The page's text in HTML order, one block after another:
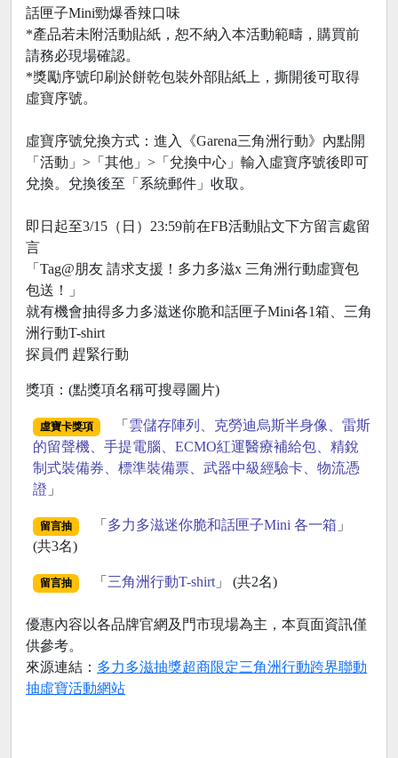
話匣子Mini勁爆香辣口味
*產品若未附活動貼紙，恕不納入本活動範疇，購買前
請務必現場確認。
*獎勵序號印刷於餅乾包裝外部貼紙上，撕開後可取得
虛寶序號。
虛寶序號兌換方式：進入《Garena三角洲行動》內點開
「活動」>「其他」>「兌換中心」輸入虛寶序號後即可
兌換。兌換後至「系統郵件」收取。
即日起至3/15（日）23:59前在FB活動貼文下方留言處留
言
「Tag@朋友 請求支援！多力多滋x 三角洲行動虛寶包
包送！」
就有機會抽得多力多滋迷你脆和話匣子Mini各1箱、三角
洲行動T-shirt
探員們 趕緊行動
獎項：(點獎項名稱可搜尋圖片)
虛寶卡獎項 「 雲儲存陣列、克勞迪烏斯半身像、雷斯
的留聲機、手提電腦、ECMO紅運醫療補給包、精銳
制式裝備券、標準裝備票、武器中級經驗卡、物流憑
證 」
留言抽 「 多力多滋迷你脆和話匣子Mini 各一箱 」
(共3名)
留言抽 「 三角洲行動T-shirt」 (共2名)
優惠內容以各品牌官網及門市現場為主，本頁面資訊僅
供參考。
來源連結： 多力多滋抽獎超商限定三角洲行動跨界聯動
抽虛寶活動網站